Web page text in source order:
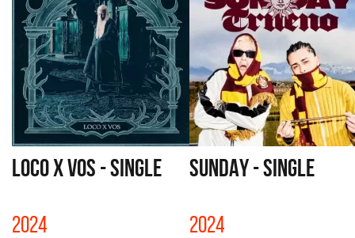
LOCO X VOS - SINGLE
2024
SUNDAY - SINGLE
2024